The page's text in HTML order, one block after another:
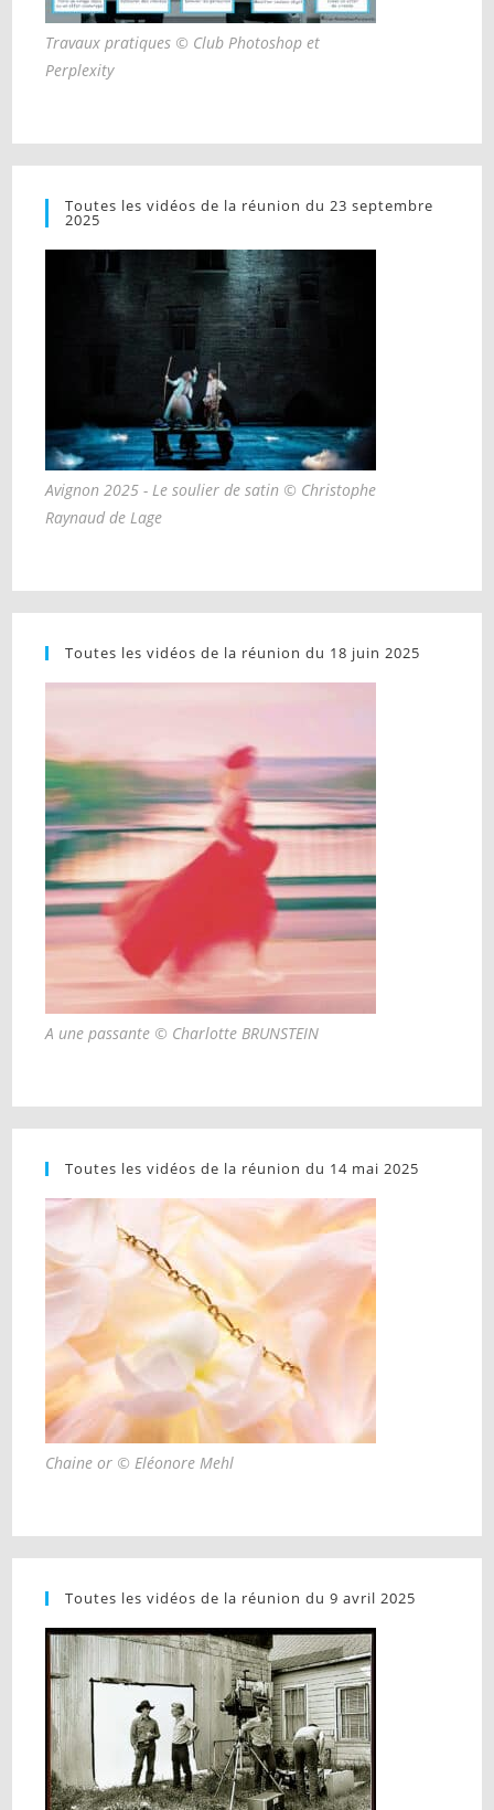
Travaux pratiques © Club Photoshop et
Perplexity
Toutes les vidéos de la réunion du 23 septembre
2025
Avignon 2025 - Le soulier de satin © Christophe
Raynaud de Lage
Toutes les vidéos de la réunion du 18 juin 2025
A une passante © Charlotte BRUNSTEIN
Toutes les vidéos de la réunion du 14 mai 2025
Chaine or © Eléonore Mehl
Toutes les vidéos de la réunion du 9 avril 2025